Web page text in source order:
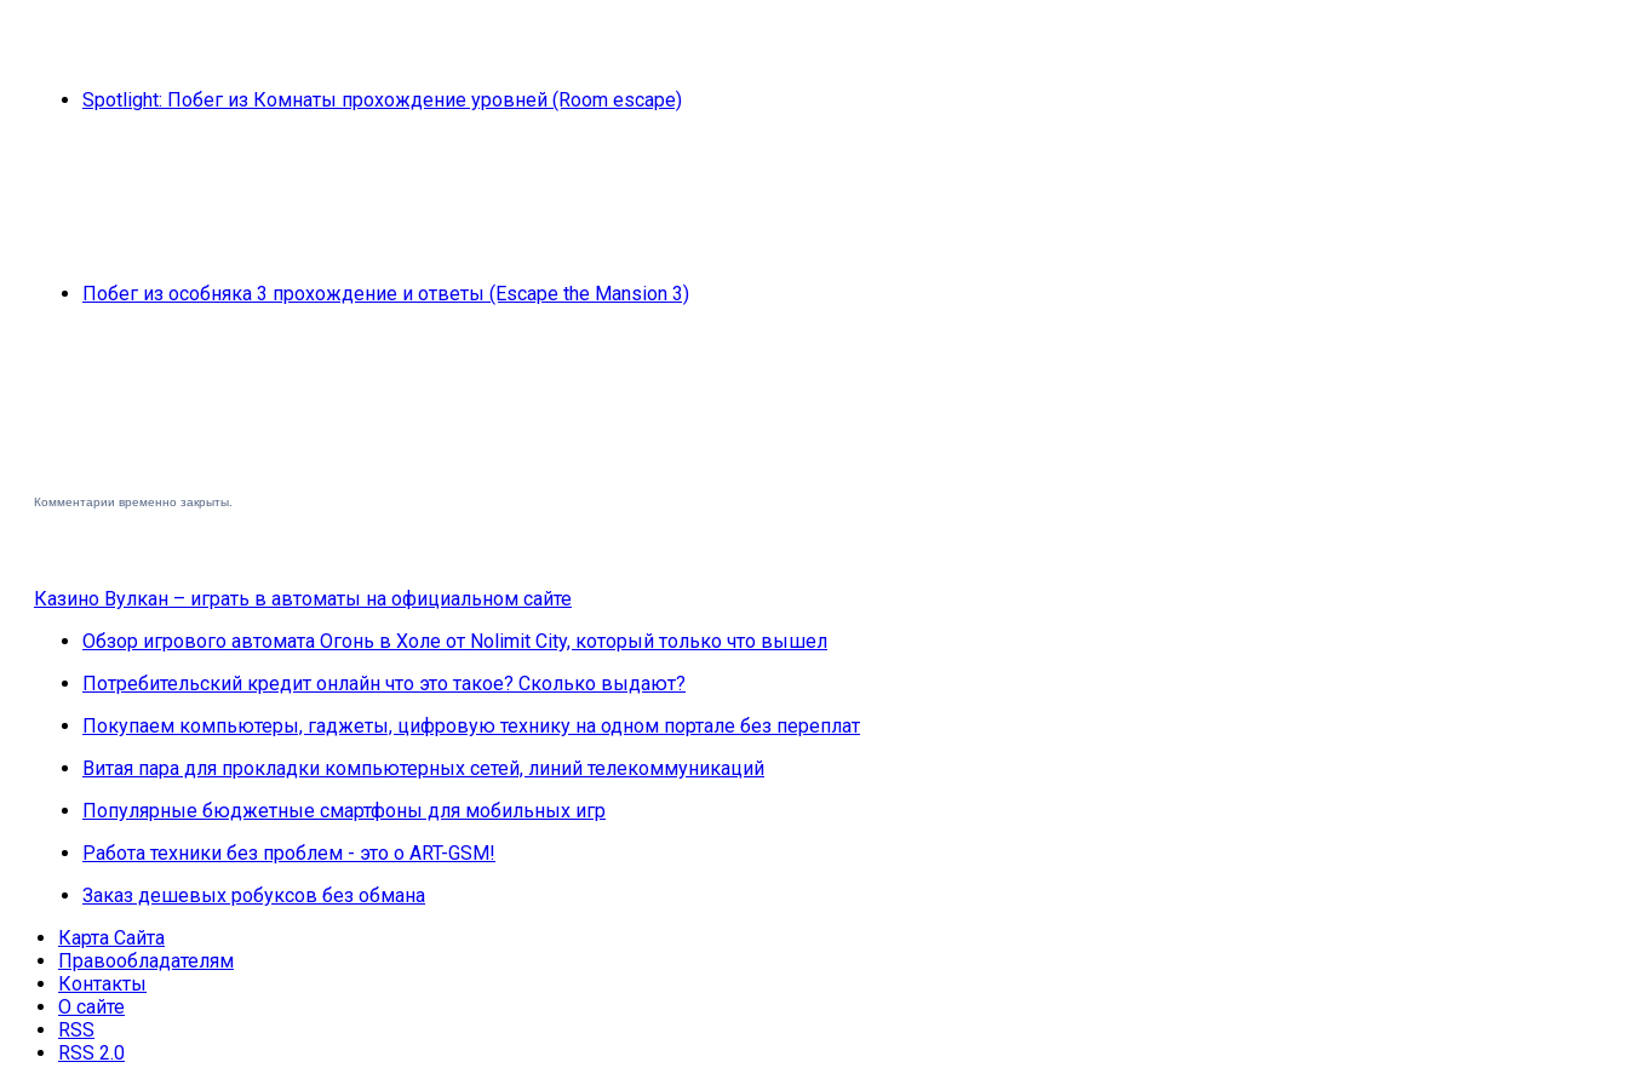
Spotlight: Побег из Комнаты прохождение уровней (Room escape)
Побег из особняка 3 прохождение и ответы (Escape the Mansion 3)
Комментарии временно закрыты.
Казино Вулкан – играть в автоматы на официальном сайте
Обзор игрового автомата Огонь в Холе от Nolimit City, который только что вышел
Потребительский кредит онлайн что это такое? Сколько выдают?
Покупаем компьютеры, гаджеты, цифровую технику на одном портале без переплат
Витая пара для прокладки компьютерных сетей, линий телекоммуникаций
Популярные бюджетные смартфоны для мобильных игр
Работа техники без проблем - это о ART-GSM!
Заказ дешевых робуксов без обмана
Карта Сайта
Правообладателям
Контакты
О сайте
RSS
RSS 2.0